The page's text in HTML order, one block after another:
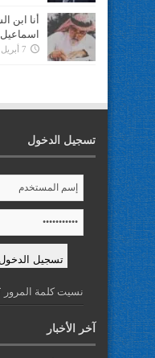
أنا ابن
7 أبريل، 2025
تسجيل الدخول
نسيت كلمة المرور
آخر الأخبار